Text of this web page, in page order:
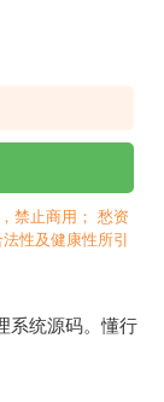
禁止商用； 愁资
性及健康性所引
系统源码。懂行